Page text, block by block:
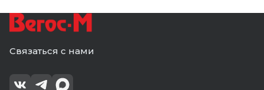
Связаться с нами